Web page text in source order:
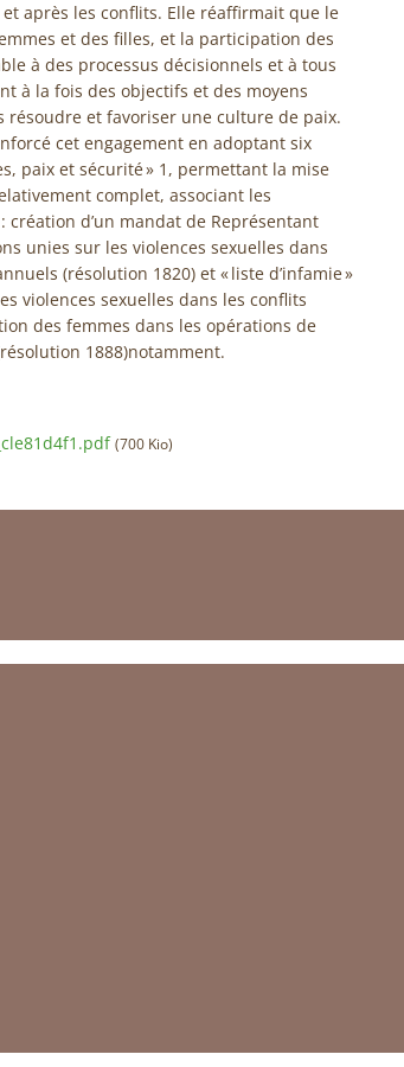
après les conflits. Elle réaffirmait que le
et des filles, et la participation des
à des processus décisionnels et à tous
à la fois des objectifs et des moyens
et favoriser une culture de paix.
cet engagement en adoptant six
paix et sécurité » 1, permettant la mise
complet, associant les
d’un mandat de Représentant
unies sur les violences sexuelles dans
(résolution 1820) et « liste d’infamie »
violences sexuelles dans les conflits
des femmes dans les opérations de
1888)notamment.
(700 Kio)